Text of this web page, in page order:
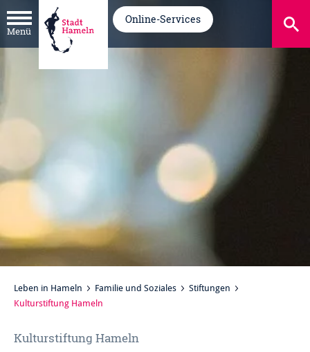
Menü
Online-Services
Leben in Hameln Familie und Soziales
Stiftungen
Kulturstiftung Hameln
Kulturstiftung Hameln